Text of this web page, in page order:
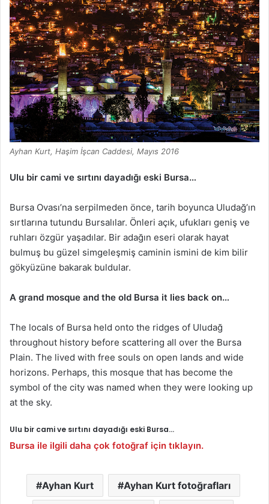
Ayhan Kurt, Haşim İşcan Caddesi, Mayıs 2016
Ulu bir cami ve sırtını dayadığı eski Bursa…
Bursa Ovası’na serpilmeden önce, tarih boyunca Uludağ’ın
sırtlarına tutundu Bursalılar. Önleri açık, ufukları geniş ve
ruhları özgür yaşadılar. Bir adağın eseri olarak hayat
bulmuş bu güzel simgeleşmiş caminin ismini de kim bilir
gökyüzüne bakarak buldular.
A grand mosque and the old Bursa it lies back on…
The locals of Bursa held onto the ridges of Uludağ
throughout history before scattering all over the Bursa
Plain. The lived with free souls on open lands and wide
horizons. Perhaps, this mosque that has become the
symbol of the city was named when they were looking up
at the sky.
Ulu bir cami ve sırtını dayadığı eski Bursa…
Bursa ile ilgili daha çok fotoğraf için tıklayın.
Ayhan Kurt Ayhan Kurt fotoğrafları